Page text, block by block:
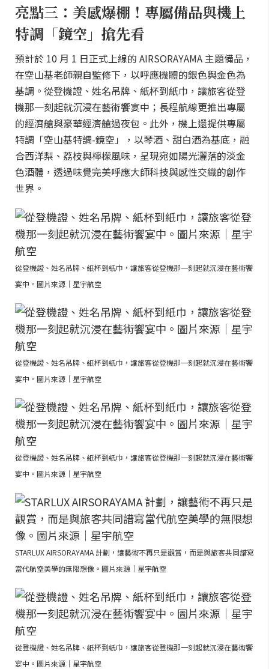
亮點三：美感爆棚！專屬備品與機上
特調「鏡空」搶先看
預計於 10 月 1 日正式上線的 AIRSORAYAMA 主題備品，
在空山基老師親自監修下，以呼應機體的銀色與金色為
基調。從登機證、姓名吊牌、紙杯到紙巾，讓旅客從登
機那一刻起就沉浸在藝術饗宴中；長程航線更推出專屬
的經濟艙與豪華經濟艙過夜包。此外，機上還提供專屬
特調「空山基特調-鏡空」，以琴酒、甜白酒為基底，融
合西洋梨、荔枝與檸檬風味，呈現宛如陽光灑落的淡金
色酒體，透過味覺完美呼應大師科技與感性交織的創作
世界。
從登機證、姓名吊牌、紙杯到紙巾，讓旅客從登機那一刻起就沉浸在藝術饗
宴中。圖片來源｜星宇航空
從登機證、姓名吊牌、紙杯到紙巾，讓旅客從登機那一刻起就沉浸在藝術饗
宴中。圖片來源｜星宇航空
從登機證、姓名吊牌、紙杯到紙巾，讓旅客從登機那一刻起就沉浸在藝術饗
宴中。圖片來源｜星宇航空
STARLUX AIRSORAYAMA 計劃，讓藝術不再只是觀賞，而是與旅客共同譜寫
當代航空美學的無限想像。圖片來源｜星宇航空
從登機證、姓名吊牌、紙杯到紙巾，讓旅客從登機那一刻起就沉浸在藝術饗
宴中。圖片來源｜星宇航空